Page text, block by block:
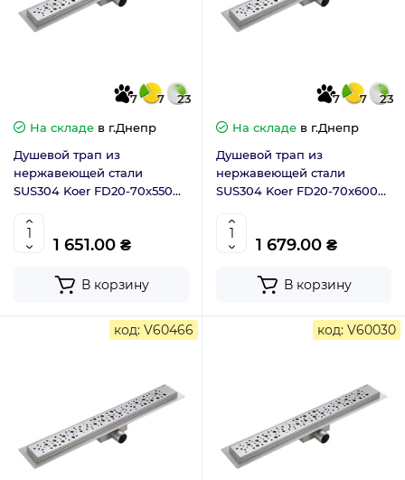
7 7
23
На складе в г.Днепр
Душевой трап из
нержавеющей стали
SUS304 Koer FD20-70x550
1 651.00 ₴
В корзину
7 7
23
На складе в г.Днепр
Душевой трап из
нержавеющей стали
SUS304 Koer FD20-70x600
1 679.00 ₴
В корзину
код: V60466 код: V60030